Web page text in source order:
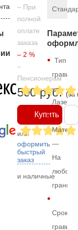
– При
полной
оплате
заказа
– 2 %
–
Пенсионерам
500 руб. (за
Купить
или
оформить
быстрый
заказ
и наличные
Тип
—
—
На
любом
граните
Срок